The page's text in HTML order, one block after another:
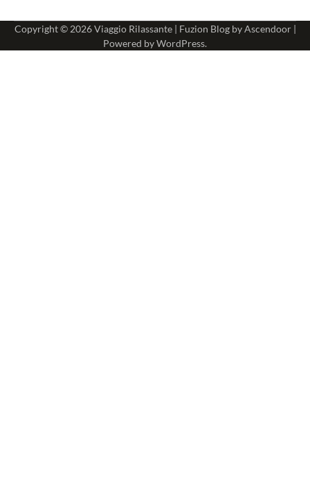
Copyright © 2026Viaggio Rilassante| Fuzion Blog byAscendoor|
Powered byWordPress.